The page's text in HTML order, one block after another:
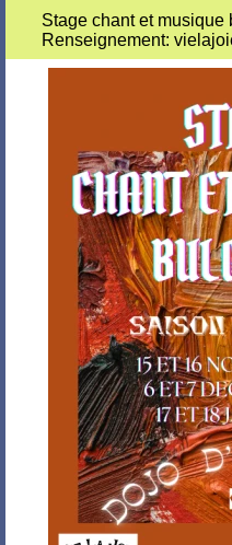
Stage chant et musique
Renseignement: